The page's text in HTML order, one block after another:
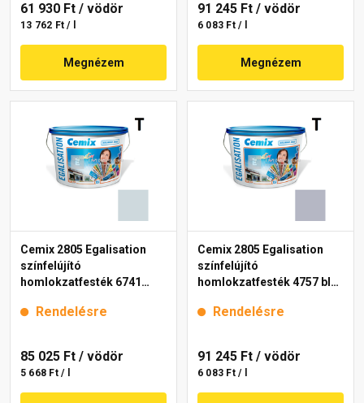
61 930 Ft / vödör
13 762 Ft / l
Megnézem
91 245 Ft / vödör
6 083 Ft / l
Megnézem
Cemix 2805 Egalisation
színfelújító
homlokzatfesték 6741
Rendelésre
85 025 Ft / vödör
5 668 Ft / l
Cemix 2805 Egalisation
színfelújító
homlokzatfesték 4757 blue
Rendelésre
91 245 Ft / vödör
6 083 Ft / l